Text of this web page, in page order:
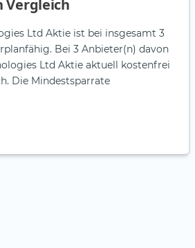
Vergleich
Ltd Aktie ist bei insgesamt 3
Bei 3 Anbieter(n) davon
Ltd Aktie aktuell kostenfrei
Die Mindestsparrate